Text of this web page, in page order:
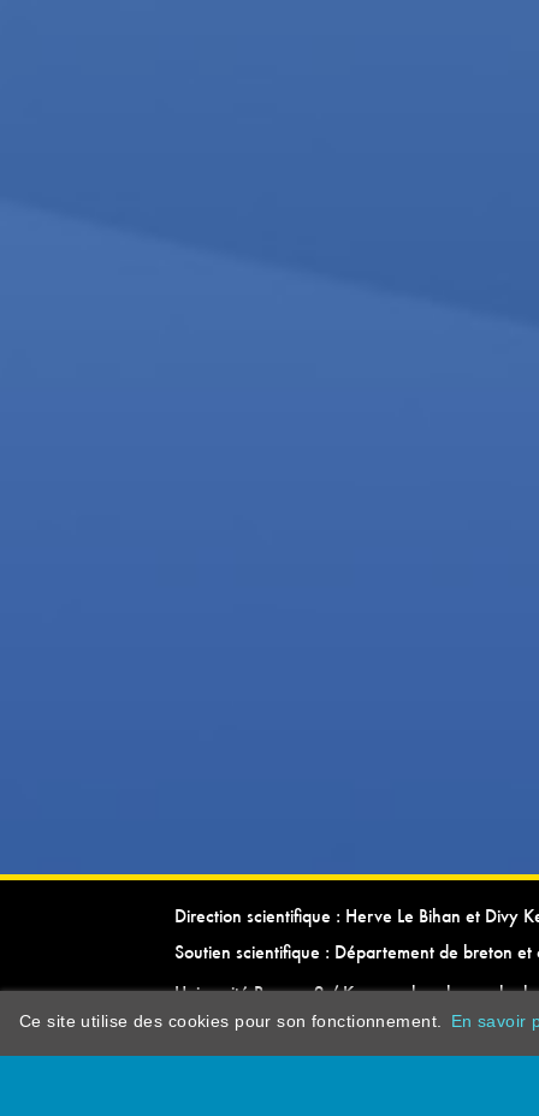
Direction scientifique : Herve Le Bihan et Divy
Soutien scientifique : Département de breton et
Université Rennes 2 / Kevrenn brezhoneg ha
Ce site utilise des cookies pour son fonctionnement. En savoir